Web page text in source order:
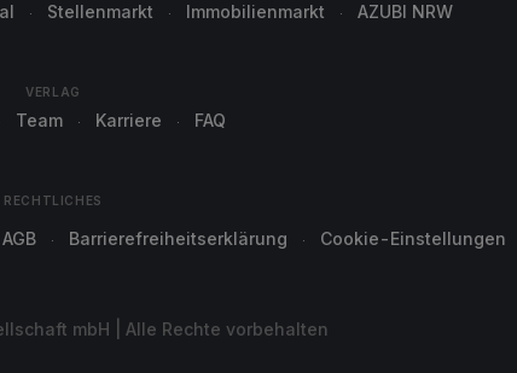
Stellenmarkt Immobilienmarkt AZUBI NRW
VERLAG
Team Karriere FAQ
RECHTLICHES
AGB Barrierefreiheitserklärung Cookie-Einstellungen
mbH | Alle Rechte vorbehalten